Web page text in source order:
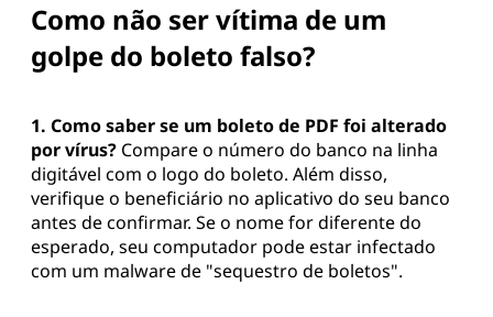
Como não ser vítima de um
golpe do boleto falso?
1. Como saber se um boleto de PDF foi alterado
por vírus? Compare o número do banco na linha
digitável com o logo do boleto. Além disso,
verifique o beneficiário no aplicativo do seu banco
antes de confirmar. Se o nome for diferente do
esperado, seu computador pode estar infectado
com um malware de "sequestro de boletos".